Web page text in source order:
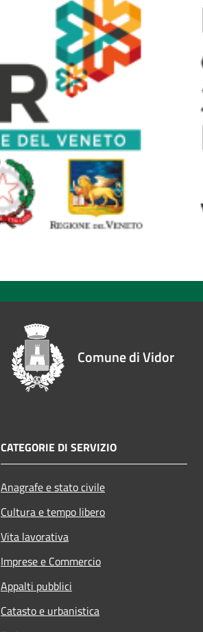
Comune di Vidor
CATEGORIE DI SERVIZIO
Anagrafe e stato civile
Cultura e tempo libero
Vita lavorativa
Imprese e Commercio
Appalti pubblici
Catasto e urbanistica